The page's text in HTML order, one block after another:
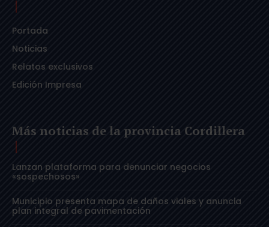
Portada
Noticias
Relatos exclusivos
Edición Impresa
Más noticias de la provincia Cordillera
Lanzan plataforma para denunciar negocios
«sospechosos»
Municipio presenta mapa de daños viales y anuncia
plan integral de pavimentación